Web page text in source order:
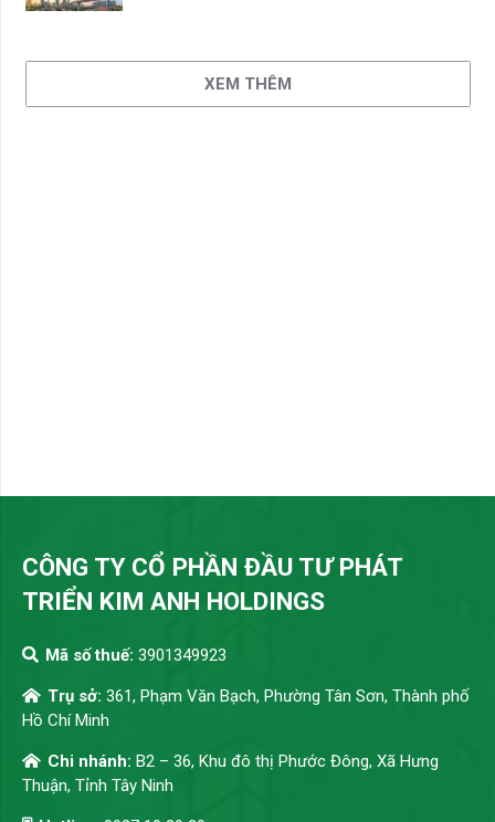
XEM THÊM
CÔNG TY CỔ PHẦN ĐẦU TƯ PHÁT
TRIỂN KIM ANH HOLDINGS
Mã số thuế: 3901349923
Trụ sở: 361, Phạm Văn Bạch, Phường Tân Sơn, Thành phố
Hồ Chí Minh
Chi nhánh: B2 – 36, Khu đô thị Phước Đông, Xã Hưng
Thuận, Tỉnh Tây Ninh